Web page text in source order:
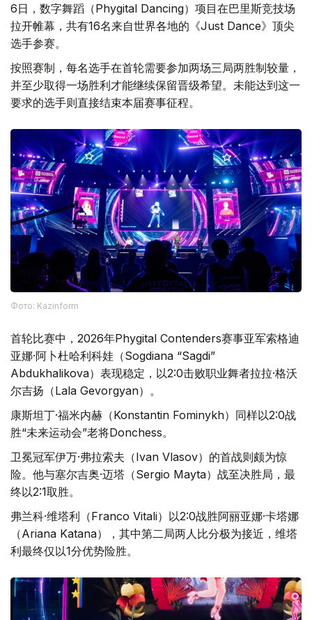
6日，数字舞蹈（Phygital Dancing）项目在巴里斯竞技场
拉开帷幕，共有16名来自世界各地的《Just Dance》顶尖
选手参赛。
按照赛制，每名选手在首轮需要参加两场三局两胜制较量，
并至少取得一场胜利才能继续保留晋级希望。未能达到这一
要求的选手则直接结束本届赛事征程。
Фото: Kazinform
首轮比赛中，2026年Phygital Contenders赛事亚军索格迪
亚娜·阿卜杜哈利科娃（Sogdiana “Sagdi”
Abdukhalikova）表现稳定，以2:0击败职业舞者拉拉·格沃
尔吉扬（Lala Gevorgyan）。
康斯坦丁·福米内赫（Konstantin Fominykh）同样以2:0战
胜“未来运动会”老将Donchess。
卫冕冠军伊万·弗拉索夫（Ivan Vlasov）的首战则颇为惊
险。他与塞尔吉奥·迈塔（Sergio Mayta）战至决胜局，最
终以2:1取胜。
弗兰科·维塔利（Franco Vitali）以2:0战胜阿丽亚娜·卡塔娜
（Ariana Katana），其中第二局两人比分极为接近，维塔
利最终仅以1分优势险胜。